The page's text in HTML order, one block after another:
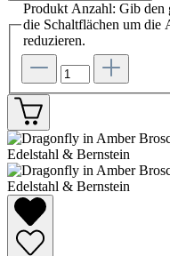
Produkt Anzahl: Gib den
die Schaltflächen um die
reduzieren.